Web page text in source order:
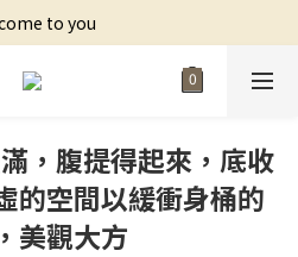
to you
，腹提得起來，底收
的空間以緩衝身桶的
美觀大方